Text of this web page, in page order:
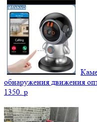
обнаружения движения
1350. p